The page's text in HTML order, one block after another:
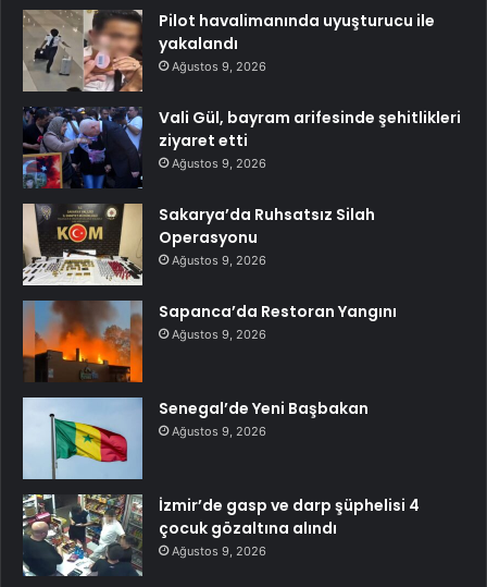
Pilot havalimanında uyuşturucu ile
yakalandı
Ağustos 9, 2026
Vali Gül, bayram arifesinde şehitlikleri
ziyaret etti
Ağustos 9, 2026
Sakarya’da Ruhsatsız Silah
Operasyonu
Ağustos 9, 2026
Sapanca’da Restoran Yangını
Ağustos 9, 2026
Senegal’de Yeni Başbakan
Ağustos 9, 2026
İzmir’de gasp ve darp şüphelisi 4
çocuk gözaltına alındı
Ağustos 9, 2026